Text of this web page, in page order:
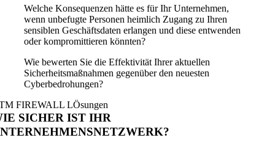
Welche Konsequenzen hätte es für Ihr Unternehmen,
wenn unbefugte Personen heimlich Zugang zu Ihren
sensiblen Geschäftsdaten erlangen und diese entwenden
oder kompromittieren könnten?
Wie bewerten Sie die Effektivität Ihrer aktuellen
Sicherheitsmaßnahmen gegenüber den neuesten
Cyberbedrohungen?
FIREWALL LÖsungen
SICHER IST IHR